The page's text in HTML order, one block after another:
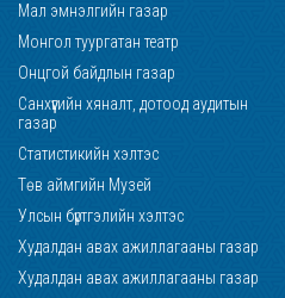
Мал эмнэлгийн газар
Монгол туургатан театр
Онцгой байдлын газар
Санхүүгийн хяналт, дотоод аудитын
газар
Статистикийн хэлтэс
Төв аймгийн Музей
Улсын бүртгэлийн хэлтэс
Худалдан авах ажиллагааны газар
Худалдан авах ажиллагааны газар